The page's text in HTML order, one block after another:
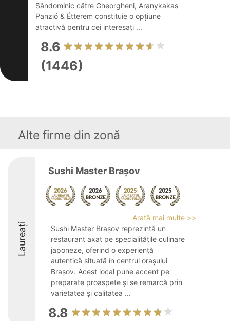
Sândominic către Gheorgheni, Aranykakas
Panzió & Étterem constituie o opțiune
atractivă pentru cei interesați ...
8.6
(1446)
Alte firme din zonă
Laureați
Sushi Master Brașov
Arată mai multe >>
Sushi Master Brașov reprezintă un
restaurant axat pe specialitățile culinare
japoneze, oferind o experiență
autentică situată în centrul orașului
Brașov. Acest local pune accent pe
preparate proaspete și se remarcă prin
varietatea și calitatea ...
8.8